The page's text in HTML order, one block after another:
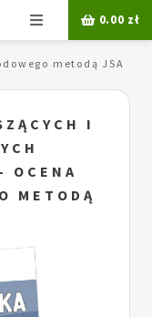
Menu 0.00 zł
metodą JSA
I
OCENA
METODĄ